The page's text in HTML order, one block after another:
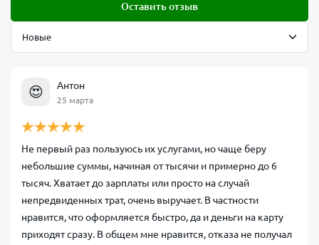
Оставить отзыв
😍 Антон
25 марта
Не первый раз пользуюсь их услугами, но чаще беру
небольшие суммы, начиная от тысячи и примерно до 6
тысяч. Хватает до зарплаты или просто на случай
непредвиденных трат, очень выручает. В частности
нравится, что оформляется быстро, да и деньги на карту
приходят сразу. В общем мне нравится, отказа не получал